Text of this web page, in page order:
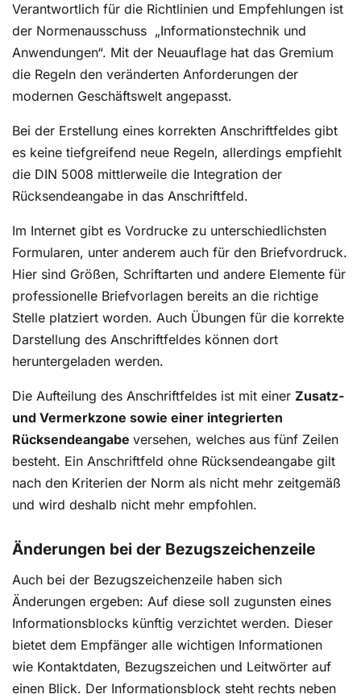
Verantwortlich für die Richtlinien und Empfehlungen ist
der Normenausschuss „Informationstechnik und
Anwendungen“. Mit der Neuauflage hat das Gremium
die Regeln den veränderten Anforderungen der
modernen Geschäftswelt angepasst.
Bei der Erstellung eines korrekten Anschriftfeldes gibt
es keine tiefgreifend neue Regeln, allerdings empfiehlt
die DIN 5008 mittlerweile die Integration der
Rücksendeangabe in das Anschriftfeld.
Im Internet gibt es Vordrucke zu unterschiedlichsten
Formularen, unter anderem auch für den Briefvordruck.
Hier sind Größen, Schriftarten und andere Elemente für
professionelle Briefvorlagen bereits an die richtige
Stelle platziert worden. Auch Übungen für die korrekte
Darstellung des Anschriftfeldes können dort
heruntergeladen werden.
Die Aufteilung des Anschriftfeldes ist mit einer Zusatz-
und Vermerkzone sowie einer integrierten
Rücksendeangabe versehen, welches aus fünf Zeilen
besteht. Ein Anschriftfeld ohne Rücksendeangabe gilt
nach den Kriterien der Norm als nicht mehr zeitgemäß
und wird deshalb nicht mehr empfohlen.
Änderungen bei der Bezugszeichenzeile
Auch bei der Bezugszeichenzeile haben sich
Änderungen ergeben: Auf diese soll zugunsten eines
Informationsblocks künftig verzichtet werden. Dieser
bietet dem Empfänger alle wichtigen Informationen
wie Kontaktdaten, Bezugszeichen und Leitwörter auf
einen Blick. Der Informationsblock steht rechts neben